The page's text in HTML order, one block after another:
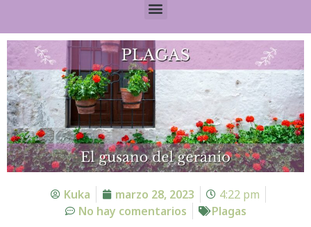
Kuka marzo 28, 2023
4:22 pm
No hay comentarios
Plagas